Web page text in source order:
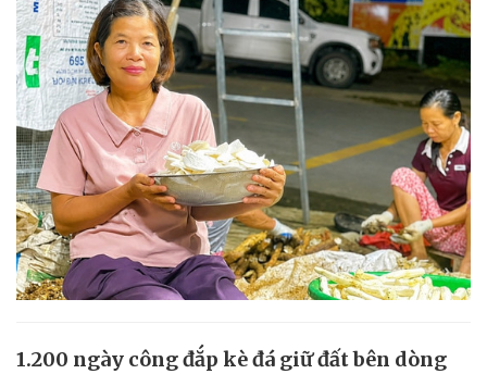
1.200 ngày công đắp kè đá giữ đất bên dòng